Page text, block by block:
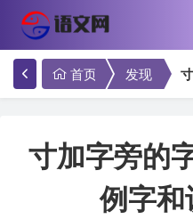
首页 发现
寸加字旁的
例字